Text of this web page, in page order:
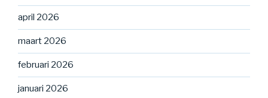
april 2026
maart 2026
februari 2026
januari 2026